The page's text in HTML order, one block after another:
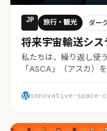
JP 旅行・観光 ダー
将来宇宙輸送シ
私たちは、繰り返し使
「ASCA」（アスカ）
innovative-